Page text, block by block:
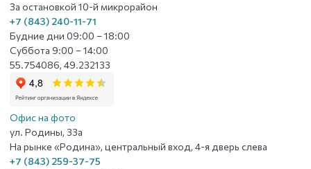
За остановкой 10-й микрорайон
+7 (843) 240-11-71
Будние дни 09:00 – 18:00
Суббота 9:00 – 14:00
55.754086, 49.232133
Офис на фото
ул. Родины, 33а
На рынке «Родина», центральный вход, 4-я дверь слева
+7 (843) 259-37-75